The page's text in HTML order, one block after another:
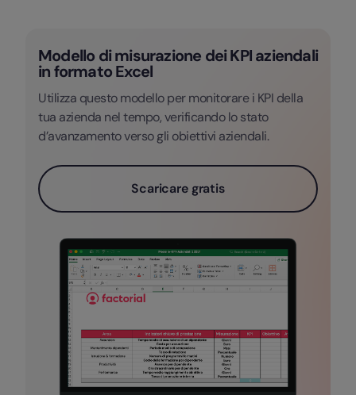
Modello di misurazione dei KPI aziendali
in formato Excel
Utilizza questo modello per monitorare i KPI della
tua azienda nel tempo, verificando lo stato
d’avanzamento verso gli obiettivi aziendali.
Scaricare gratis